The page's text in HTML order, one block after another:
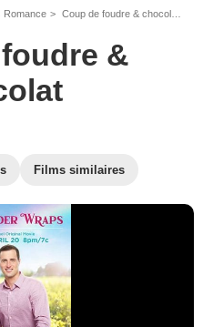
Romance Coup de foudre & chocolat de Gary Yates
&
Films similaires